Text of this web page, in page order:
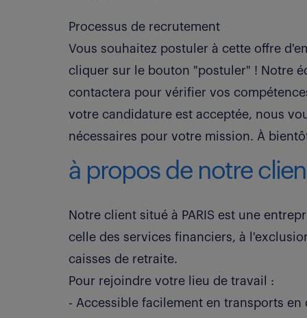
Processus de recrutement
Vous souhaitez postuler à cette offre
cliquer sur le bouton "postuler" ! Notre
contactera pour vérifier vos
votre candidature est acceptée, nous
nécessaires pour votre mission. À
à propos de notre
Notre client situé à PARIS est une
celle des services financiers, à
caisses de retraite.
Pour rejoindre votre lieu de travail :
- Accessible facilement en transports